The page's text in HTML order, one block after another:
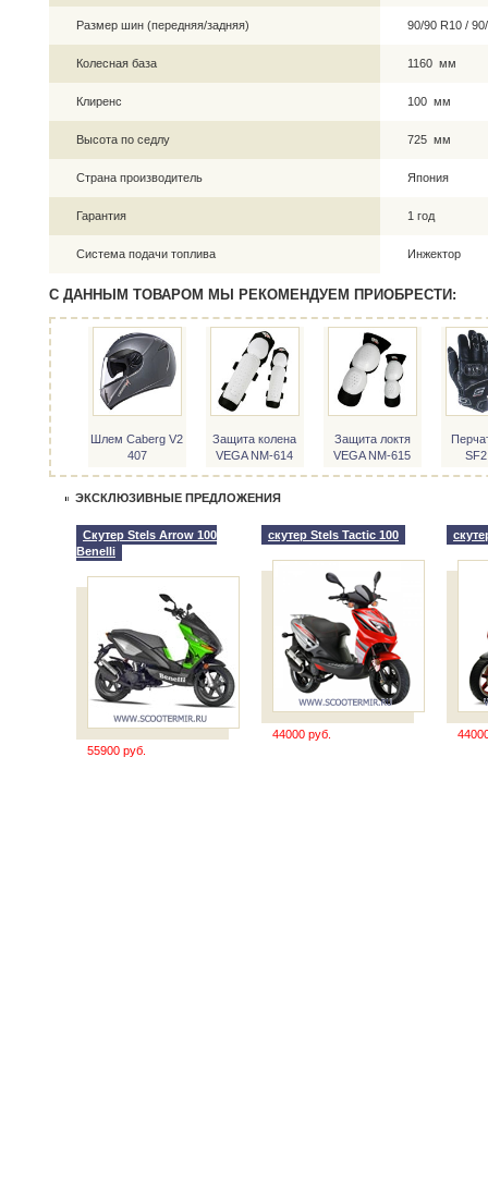
Размер шин (передняя/задняя) 90/90 R10 /
Колесная база 1160 мм
Клиренс 100 мм
Высота по седлу 725 мм
Страна производитель Япония
Гарантия 1 год
Система подачи топлива Инжектор
С ДАННЫМ ТОВАРОМ МЫ РЕКОМЕНДУЕМ ПРИОБРЕСТИ:
Шлем Caberg V2
407
Защита колена
VEGA NM-614
Защита локтя
VEGA NM-615
ЭКСКЛЮЗИВНЫЕ ПРЕДЛОЖЕНИЯ
Скутер Stels Arrow 100
Benelli
55900 руб.
скутер Stels Tactic 100
44000 руб.